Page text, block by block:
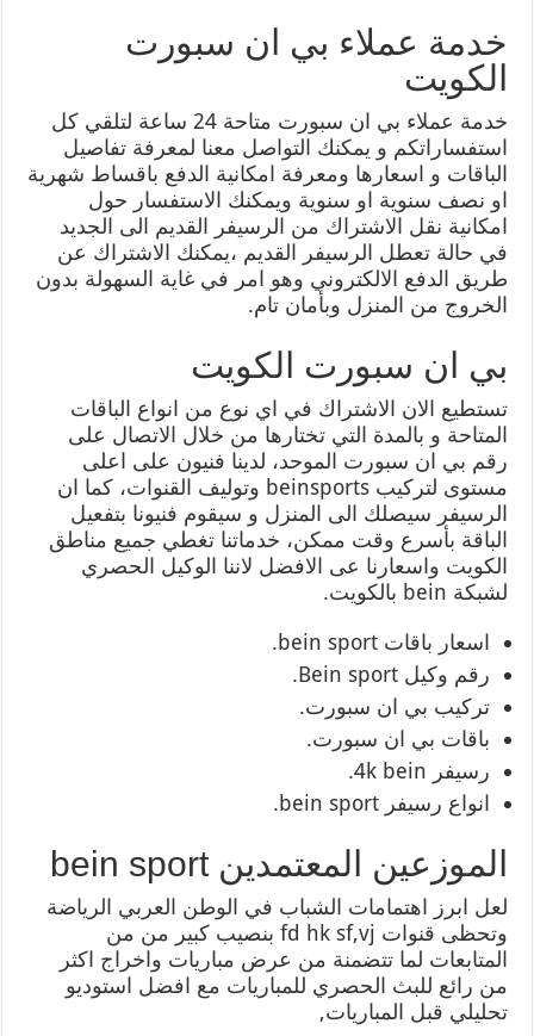
خدمة عملاء بي ان سبورت
الكويت
خدمة عملاء بي ان سبورت متاحة 24 ساعة لتلقي كل
استفساراتكم و يمكنك التواصل معنا لمعرفة تفاصيل
الباقات و اسعارها ومعرفة امكانية الدفع باقساط شهرية
او نصف سنوية او سنوية ويمكنك الاستفسار حول
امكانية نقل الاشتراك من الرسيفر القديم الى الجديد
في حالة تعطل الرسيفر القديم ،يمكنك الاشتراك عن
طريق الدفع الالكتروني وهو امر في غاية السهولة بدون
الخروج من المنزل وبأمان تام.
بي ان سبورت الكويت
تستطيع الان الاشتراك في اي نوع من انواع الباقات
المتاحة و بالمدة التي تختارها من خلال الاتصال على
رقم بي ان سبورت الموحد، لدينا فنيون على اعلى
مستوى لتركيب beinsports وتوليف القنوات، كما ان
الرسيفر سيصلك الى المنزل و سيقوم فنيونا بتفعيل
الباقة بأسرع وقت ممكن، خدماتنا تغطي جميع مناطق
الكويت واسعارنا عى الافضل لاننا الوكيل الحصري
لشبكة bein بالكويت.
اسعار باقات bein sport.
رقم وكيل Bein sport.
تركيب بي ان سبورت.
باقات بي ان سبورت.
رسيفر 4k bein.
انواع رسيفر bein sport.
الموزعين المعتمدين bein sport
لعل ابرز اهتمامات الشباب في الوطن العربي الرياضة
وتحظى قنوات fd hk sf,vj بنصيب كبير من من
المتابعات لما تتضمنة من عرض مباريات واخراج اكثر
من رائع للبث الحصري للمباريات مع افضل استوديو
تحليلي قبل المباريات,